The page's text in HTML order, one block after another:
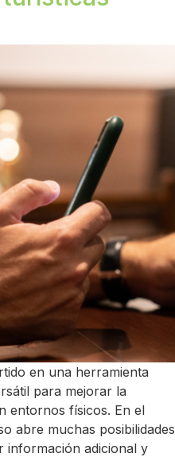
en una herramienta
para mejorar la
entornos físicos. En el
abre muchas posibilidades
información adicional y